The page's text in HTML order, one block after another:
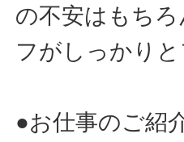
の不安はもち
フがしっかり
●お仕事のご紹